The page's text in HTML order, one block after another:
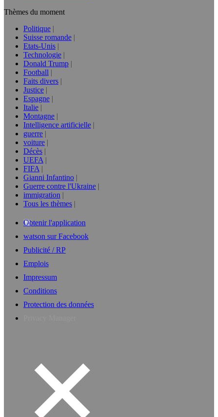
Thèmes du moment
Politique
Suisse romande
Etats-Unis
Technologie
Donald Trump
Football
Faits divers
Justice
Espagne
Italie
Montagne
Intelligence artificielle
guerre
voiture
Décès
UEFA
FIFA
Gianni Infantino
Guerre contre l'Ukraine
immigration
Tous les thèmes
Obtenir l'application
watson sur Facebook
Publicité / RP
Emplois
Impressum
Conditions
Protection des données